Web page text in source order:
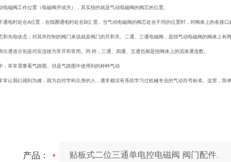
电磁阀工作位置（电磁阀开或关），其实指的就是气动电磁阀的阀芯的位置。
通电时处在A位置，在线圈通电时处在B位 置。当气动电磁阀的阀芯处在不同的位置时，对阀体上的各
和失电状态；对其所控制的阀门来说就是阀门的开和关。二通、三通电磁阀，是指气动电磁阀的阀体上
出通道分别是对应连接为常开和常闭。同 样，三通、四通、五通也都是指阀体上的流体通道数。
，常常需要看气路图。但是气路图中使用到的种种气动
常让我们感到为难，因为自控学科出身的人，通常都没有系统学习过机械专业的气动符号标准。这里，
产品：